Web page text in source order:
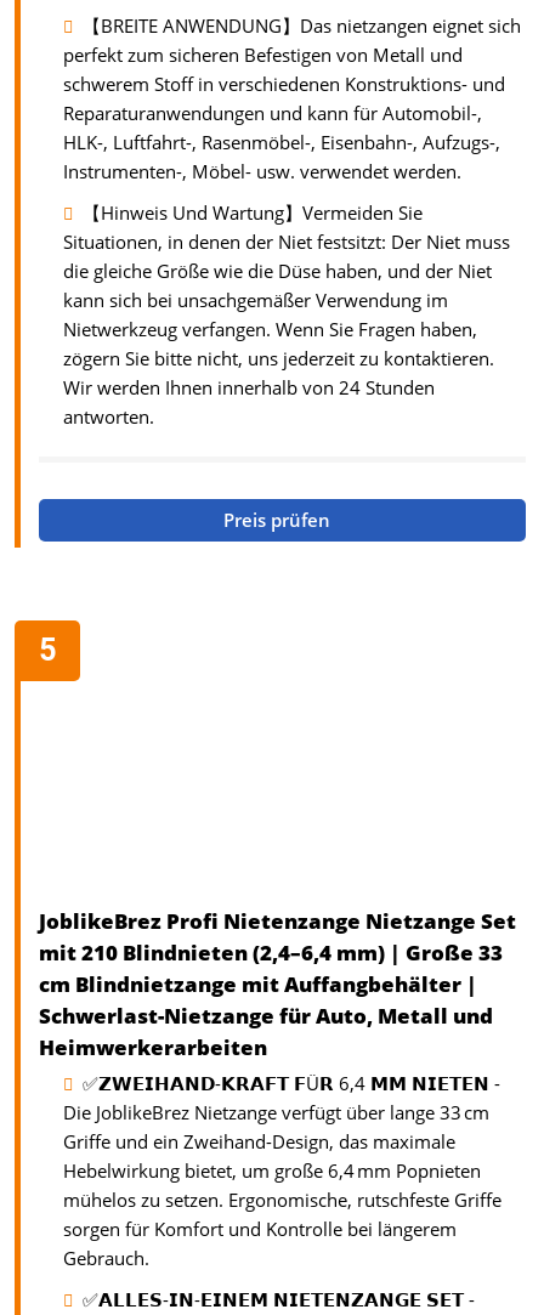
【BREITE ANWENDUNG】Das nietzangen eignet sich
perfekt zum sicheren Befestigen von Metall und
schwerem Stoff in verschiedenen Konstruktions- und
Reparaturanwendungen und kann für Automobil-,
HLK-, Luftfahrt-, Rasenmöbel-, Eisenbahn-, Aufzugs-,
Instrumenten-, Möbel- usw. verwendet werden.
【Hinweis Und Wartung】Vermeiden Sie
Situationen, in denen der Niet festsitzt: Der Niet muss
die gleiche Größe wie die Düse haben, und der Niet
kann sich bei unsachgemäßer Verwendung im
Nietwerkzeug verfangen. Wenn Sie Fragen haben,
zögern Sie bitte nicht, uns jederzeit zu kontaktieren.
Wir werden Ihnen innerhalb von 24 Stunden
antworten.
Preis prüfen
JoblikeBrez Profi Nietenzange Nietzange Set
mit 210 Blindnieten (2,4–6,4 mm) | Große 33
cm Blindnietzange mit Auffangbehälter |
Schwerlast-Nietzange für Auto, Metall und
Heimwerkerarbeiten
✅𝗭𝗪𝗘𝗜𝗛𝗔𝗡𝗗-𝗞𝗥𝗔𝗙𝗧 𝗙Ü𝗥 6,4 𝗠𝗠 𝗡𝗜𝗘𝗧𝗘𝗡 -
Die JoblikeBrez Nietzange verfügt über lange 33 cm
Griffe und ein Zweihand-Design, das maximale
Hebelwirkung bietet, um große 6,4 mm Popnieten
mühelos zu setzen. Ergonomische, rutschfeste Griffe
sorgen für Komfort und Kontrolle bei längerem
Gebrauch.
✅𝗔𝗟𝗟𝗘𝗦-𝗜𝗡-𝗘𝗜𝗡𝗘𝗠 𝗡𝗜𝗘𝗧𝗘𝗡𝗭𝗔𝗡𝗚𝗘 𝗦𝗘𝗧 -